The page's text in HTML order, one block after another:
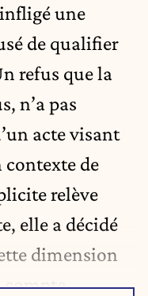
une
de qualifier
refus que la
n’a pas
acte visant
de
relève
elle a décidé
dimension
compte.